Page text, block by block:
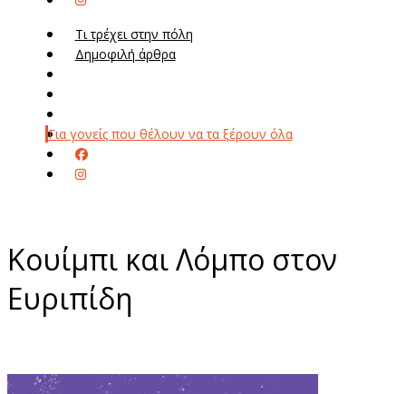
Τι τρέχει στην πόλη
Δημοφιλή άρθρα
Για γονείς που θέλουν να τα ξέρουν όλα
Κουίμπι και Λόμπο στον
Ευριπίδη